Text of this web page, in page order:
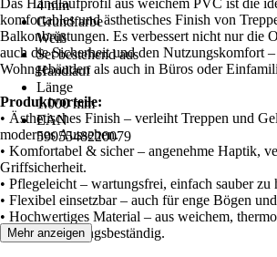
4 mm
Grundfarbe
Weiß
Set bestehend aus
Handlauf
Länge
1.000 mm
EAN
5905548220079
Das Handlaufprofil aus weichem PVC ist die
komfortables und ästhetisches Finish von
Balkonbrüstungen. Es verbessert nicht nur die
auch die Sicherheit und den Nutzungskomfort
Wohngebäuden als auch in Büros oder
Produktvorteile:
• Ästhetisches Finish – verleiht Treppen und
modernes Aussehen.
• Komfortabel & sicher – angenehme Haptik,
Griffsicherheit.
• Pflegeleicht – wartungsfrei, einfach sauber zu
• Flexibel einsetzbar – auch für enge Bögen
• Hochwertiges Material – aus weichem,
UV- und alterungsbeständig.
Mehr anzeigen